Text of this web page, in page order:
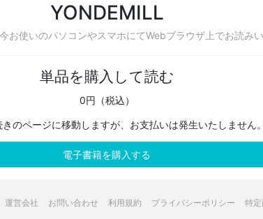
YONDEMILL
お使いのパソコンやスマホにてWebブラウザ上でお読みい
単品を購入して読む
0円（税込）
のページに移動しますが、お支払いは発生いたしません。
電子書籍を購入する
運営会社 お問い合わせ 利用規約 プライバシーポリシー 特